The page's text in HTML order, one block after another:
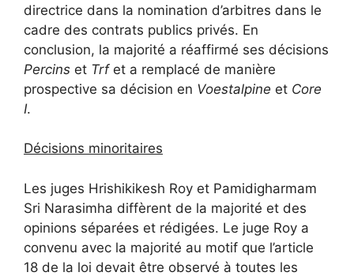
directrice dans la nomination d’arbitres dans le
cadre des contrats publics privés. En
conclusion, la majorité a réaffirmé ses décisions
Percins et Trfet a remplacé de manière
prospective sa décision en Voestalpine et Core
I.
Décisions minoritaires
Les juges Hrishikikesh Roy et Pamidigharmam
Sri Narasimha diffèrent de la majorité et des
opinions séparées et rédigées. Le juge Roy a
convenu avec la majorité au motif que l’article
18 de la loi devait être observé à toutes les